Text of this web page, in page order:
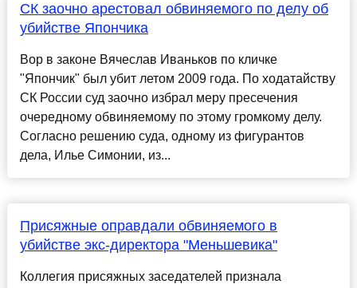
СК заочно арестовал обвиняемого по делу об
убийстве Япончика
Вор в законе Вячеслав Иваньков по кличке
"Япончик" был убит летом 2009 года. По ходатайству
СК России суд заочно избрал меру пресечения
очередному обвиняемому по этому громкому делу.
Согласно решению суда, одному из фигурантов
дела, Илье Симонии, из...
Присяжные оправдали обвиняемого в
убийстве экс-директора "Меньшевика"
Коллегия присяжных заседателей признала